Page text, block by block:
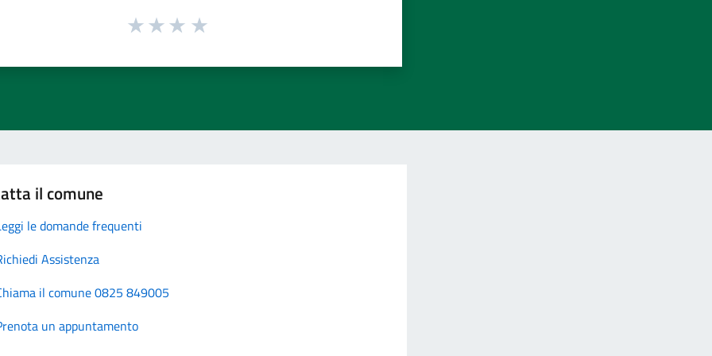
il comune
le domande frequenti
Assistenza
il comune 0825 849005
un appuntamento